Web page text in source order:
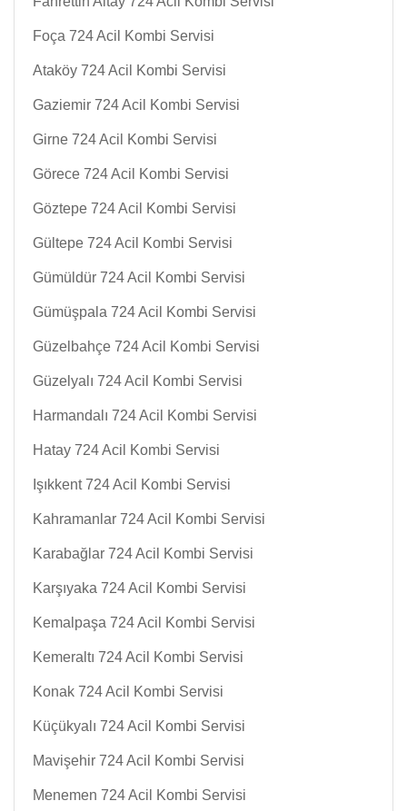
Foça 724 Acil Kombi Servisi
Ataköy 724 Acil Kombi Servisi
Gaziemir 724 Acil Kombi Servisi
Girne 724 Acil Kombi Servisi
Görece 724 Acil Kombi Servisi
Göztepe 724 Acil Kombi Servisi
Gültepe 724 Acil Kombi Servisi
Gümüldür 724 Acil Kombi Servisi
Gümüşpala 724 Acil Kombi Servisi
Güzelbahçe 724 Acil Kombi Servisi
Güzelyalı 724 Acil Kombi Servisi
Harmandalı 724 Acil Kombi Servisi
Hatay 724 Acil Kombi Servisi
Işıkkent 724 Acil Kombi Servisi
Kahramanlar 724 Acil Kombi Servisi
Karabağlar 724 Acil Kombi Servisi
Karşıyaka 724 Acil Kombi Servisi
Kemalpaşa 724 Acil Kombi Servisi
Kemeraltı 724 Acil Kombi Servisi
Konak 724 Acil Kombi Servisi
Küçükyalı 724 Acil Kombi Servisi
Mavişehir 724 Acil Kombi Servisi
Menemen 724 Acil Kombi Servisi